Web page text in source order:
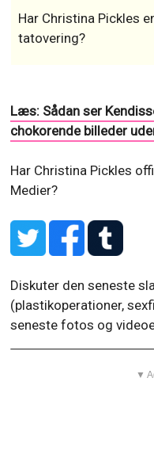
Har Christina Pickles
tatovering?
Læs: Sådan ser
chokorende billeder
Har Christina Pickles
Medier?
Diskuter den seneste
(plastikoperationer,
seneste fotos og
▼